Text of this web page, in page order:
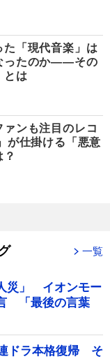
「現代音楽」は
ったのか――その
とは
ンも注目のレコ
が仕掛ける「悪意
一覧
災」 イオンモー
「最後の言葉
ドラ本格復帰 そ